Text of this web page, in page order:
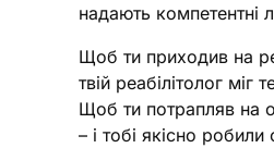
надають компетентні
Щоб ти приходив на
твій реабілітолог міг
Щоб ти потрапляв на
– і тобі якісно